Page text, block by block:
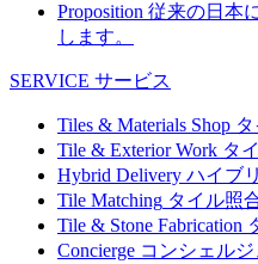
Proposition 従来の日本
します。
SERVICE サービス
Tiles & Materials Shop
Tile & Exterior Work タ
Hybrid Delivery ハイブ
Tile Matching タイル照
Tile & Stone Fabrication
Concierge コンシェル